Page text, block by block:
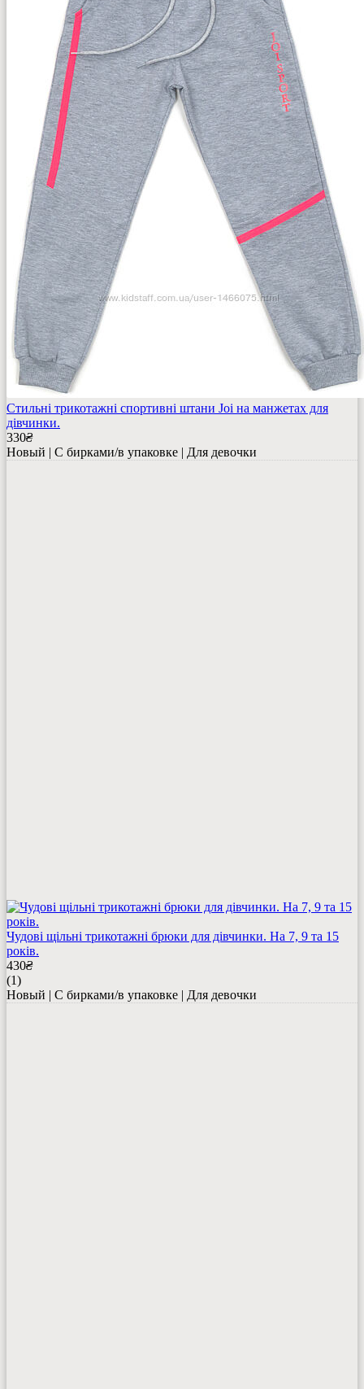
Стильні трикотажні спортивні штани Joi на манжетах для
дівчинки.
330₴
Новый | С бирками/в упаковке | Для девочки
Чудові щільні трикотажні брюки для дівчинки. На 7, 9 та 15
років.
430₴
(1)
Новый | С бирками/в упаковке | Для девочки